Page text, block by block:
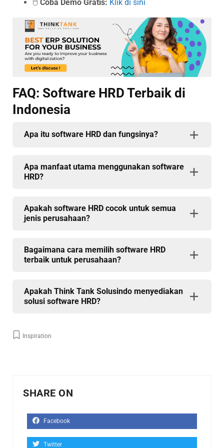
🖱️ Coba Demo Gratis: Klik di sini
FAQ: Software HRD Terbaik di
Indonesia
Apa itu software HRD dan fungsinya?
Apa manfaat utama menggunakan software
HRD?
Apakah software HRD cocok untuk semua
jenis perusahaan?
Bagaimana cara memilih software HRD
terbaik untuk perusahaan?
Apakah Think Tank Solusindo menyediakan
solusi software HRD?
Inspiration
SHARE ON
Facebook
Twitter